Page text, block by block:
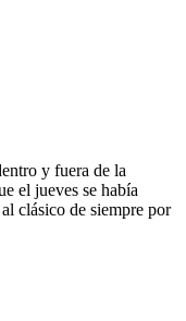
y fuera de la
el jueves se había
clásico de siempre por